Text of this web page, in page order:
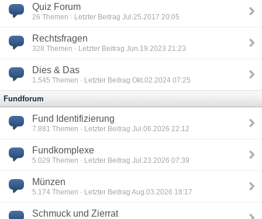
Quiz Forum
26 Themen · Letzter Beitrag Jul.25.2017 20:05
Rechtsfragen
328 Themen · Letzter Beitrag Jun.19.2023 21:23
Dies & Das
1.545 Themen · Letzter Beitrag Okt.02.2024 07:25
Fundforum
Fund Identifizierung
7.881 Themen · Letzter Beitrag Jul.06.2026 22:12
Fundkomplexe
5.029 Themen · Letzter Beitrag Jul.23.2026 07:39
Münzen
5.174 Themen · Letzter Beitrag Aug.03.2026 18:17
Schmuck und Zierrat